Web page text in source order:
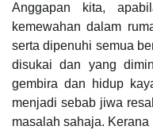
Anggapan kita,
kemewahan dalam
serta dipenuhi semua
disukai dan yang
gembira dan hidup
menjadi sebab jiwa
masalah sahaja.